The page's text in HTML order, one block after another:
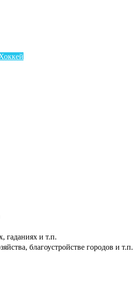
гаданиях и т.п.
благоустройстве городов и т.п.